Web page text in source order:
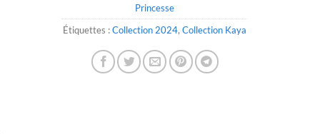
Princesse
Étiquettes :Collection 2024, Collection Kaya